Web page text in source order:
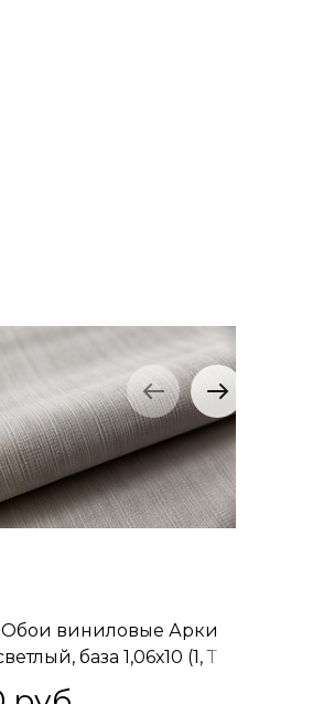
Обои виниловые Арки
база 1,06х10 (1, Т
стыковка